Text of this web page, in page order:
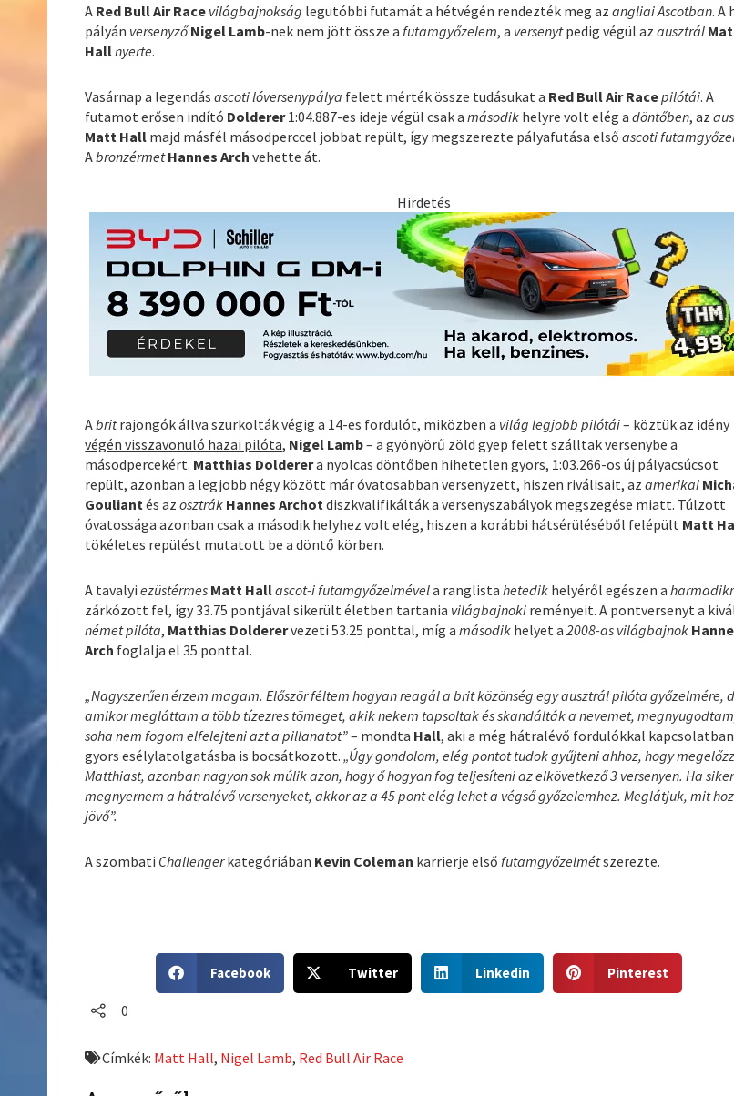
A Red Bull Air Race világbajnokság legutóbbi futamát a hétvégén rendezték meg azangliai Ascotban. A
pályán versenyzőNigel Lamb-nek nem jött össze a futamgyőzelem, a versenytpedig végül azausztrál
Hallnyerte.
Vasárnap a legendás ascoti lóversenypálya felett mérték össze tudásukat a Red Bull Air Racepilótái. A
futamot erősen indító Dolderer1:04.887-es ideje végül csak amásodik helyre volt elég adöntőben, az
Matt Hall majd másfél másodperccel jobbat repült, így megszerezte pályafutása elsőascoti
AbronzérmetHannes Arch vehette át.
Hirdetés
Abritrajongók állva szurkolták végig a 14-es fordulót, miközben a világ legjobb pilótái– köztükaz idény
végén visszavonuló hazai pilóta, Nigel Lamb– a gyönyörű zöld gyep felett szálltak versenybe a
másodpercekért. Matthias Dolderera nyolcas döntőben hihetetlen gyors, 1:03.266-os új pályacsúcsot
repült, azonban a legjobb négy között már óvatosabban versenyzett, hiszen riválisait, azamerikai
Gouliant és azosztrák Hannes Archot diszkvalifikálták a versenyszabályok megszegése miatt. Túlzott
óvatossága azonban csak a második helyhez volt elég, hiszen a korábbi hátsérüléséből felépült Matt
tökéletes repülést mutatott be a döntő körben.
A tavalyiezüstérmes Matt Hallascot-i futamgyőzelmévela ranglistahetedik helyéről egészen a
zárkózott fel, így 33.75 pontjával sikerült életben tartania világbajnoki reményeit. A pontversenyt a
német pilóta, Matthias Dolderervezeti 53.25 ponttal, míg amásodik helyet a2008-as világbajnok
Arch foglalja el 35 ponttal.
„Nagyszerűen érzem magam. Először féltem hogyan reagál a brit közönség egy ausztrál pilóta győzelmére,
amikor megláttam a több tízezres tömeget, akik nekem tapsoltak és skandálták a nevemet,
soha nem fogom elfelejteni azt a pillanatot”– mondta Hall, aki a még hátralévő fordulókkal kapcsolatban
gyors esélylatolgatásba is bocsátkozott.„Úgy gondolom, elég pontot tudok gyűjteni ahhoz, hogy
Matthiast, azonban nagyon sok múlik azon, hogy ő hogyan fog teljesíteni az elkövetkező 3 versenyen. Ha
megnyernem a hátralévő versenyeket, akkor az a 45 pont elég lehet a végső győzelemhez. Meglátjuk, mit
jövő”.
A szombati Challengerkategóriában Kevin Coleman karrierje első futamgyőzelmétszerezte.
h
o
Facebook
h
o
Twitter
h
Linkedin
h
Pinterest
0
Címkék: Matt Hall, Nigel Lamb, Red Bull Air Race